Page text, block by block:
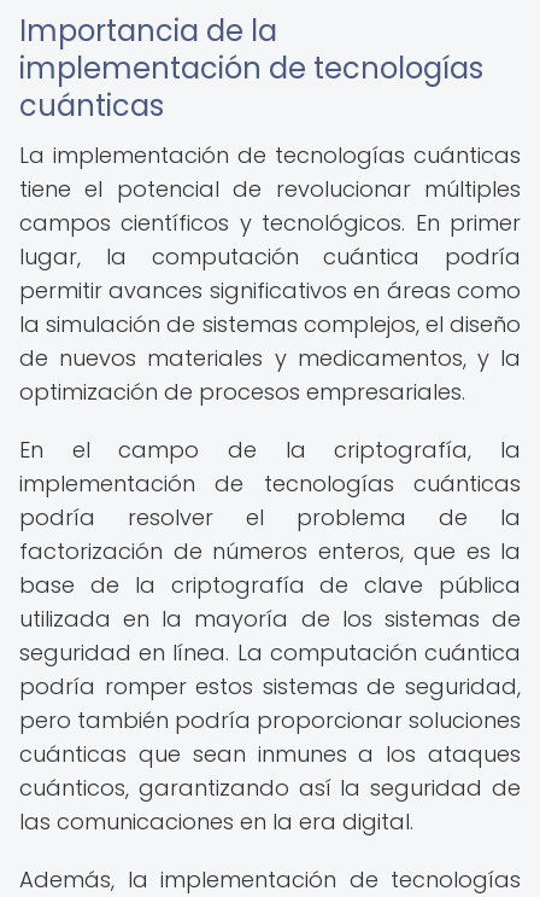
Importancia de la
implementación de tecnologías
cuánticas
La implementación de tecnologías cuánticas
tiene el potencial de revolucionar múltiples
campos científicos y tecnológicos. En primer
lugar, la computación cuántica podría
permitir avances significativos en áreas como
la simulación de sistemas complejos, el diseño
de nuevos materiales y medicamentos, y la
optimización de procesos empresariales.
En el campo de la criptografía, la
implementación de tecnologías cuánticas
podría resolver el problema de la
factorización de números enteros, que es la
base de la criptografía de clave pública
utilizada en la mayoría de los sistemas de
seguridad en línea. La computación cuántica
podría romper estos sistemas de seguridad,
pero también podría proporcionar soluciones
cuánticas que sean inmunes a los ataques
cuánticos, garantizando así la seguridad de
las comunicaciones en la era digital.
Además, la implementación de tecnologías